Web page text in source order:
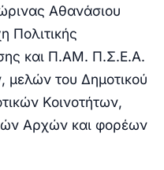
Αθανάσιου
Πολιτικής
και Π.ΑΜ. Π.Σ.Ε.Α.
μελών του Δημοτικού
Κοινοτήτων,
Αρχών και φορέων